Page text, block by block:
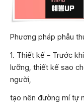
Phương pháp phẫu
1. Thiết kế – Trước
lưỡng, thiết kế sao
người,
tạo nên đường mí tự